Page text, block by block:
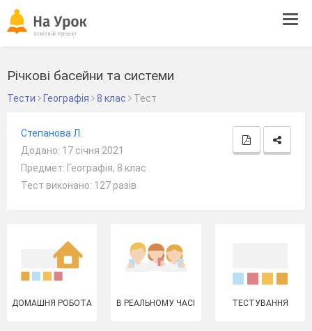
Річкові басейни та системи
Тести Географія 8 клас Тест
Степанова Л.
Додано: 17 січня 2021
Предмет: Географія, 8 клас
Тест виконано: 127 разів
ДОМАШНЯ РОБОТА В РЕАЛЬНОМУ ЧАСІ ТЕСТУВАННЯ